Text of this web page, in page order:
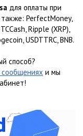
для оплаты при
PerfectMoney,
Ripple (XRP),
USDTTRC, BNB.
способ?
и мы